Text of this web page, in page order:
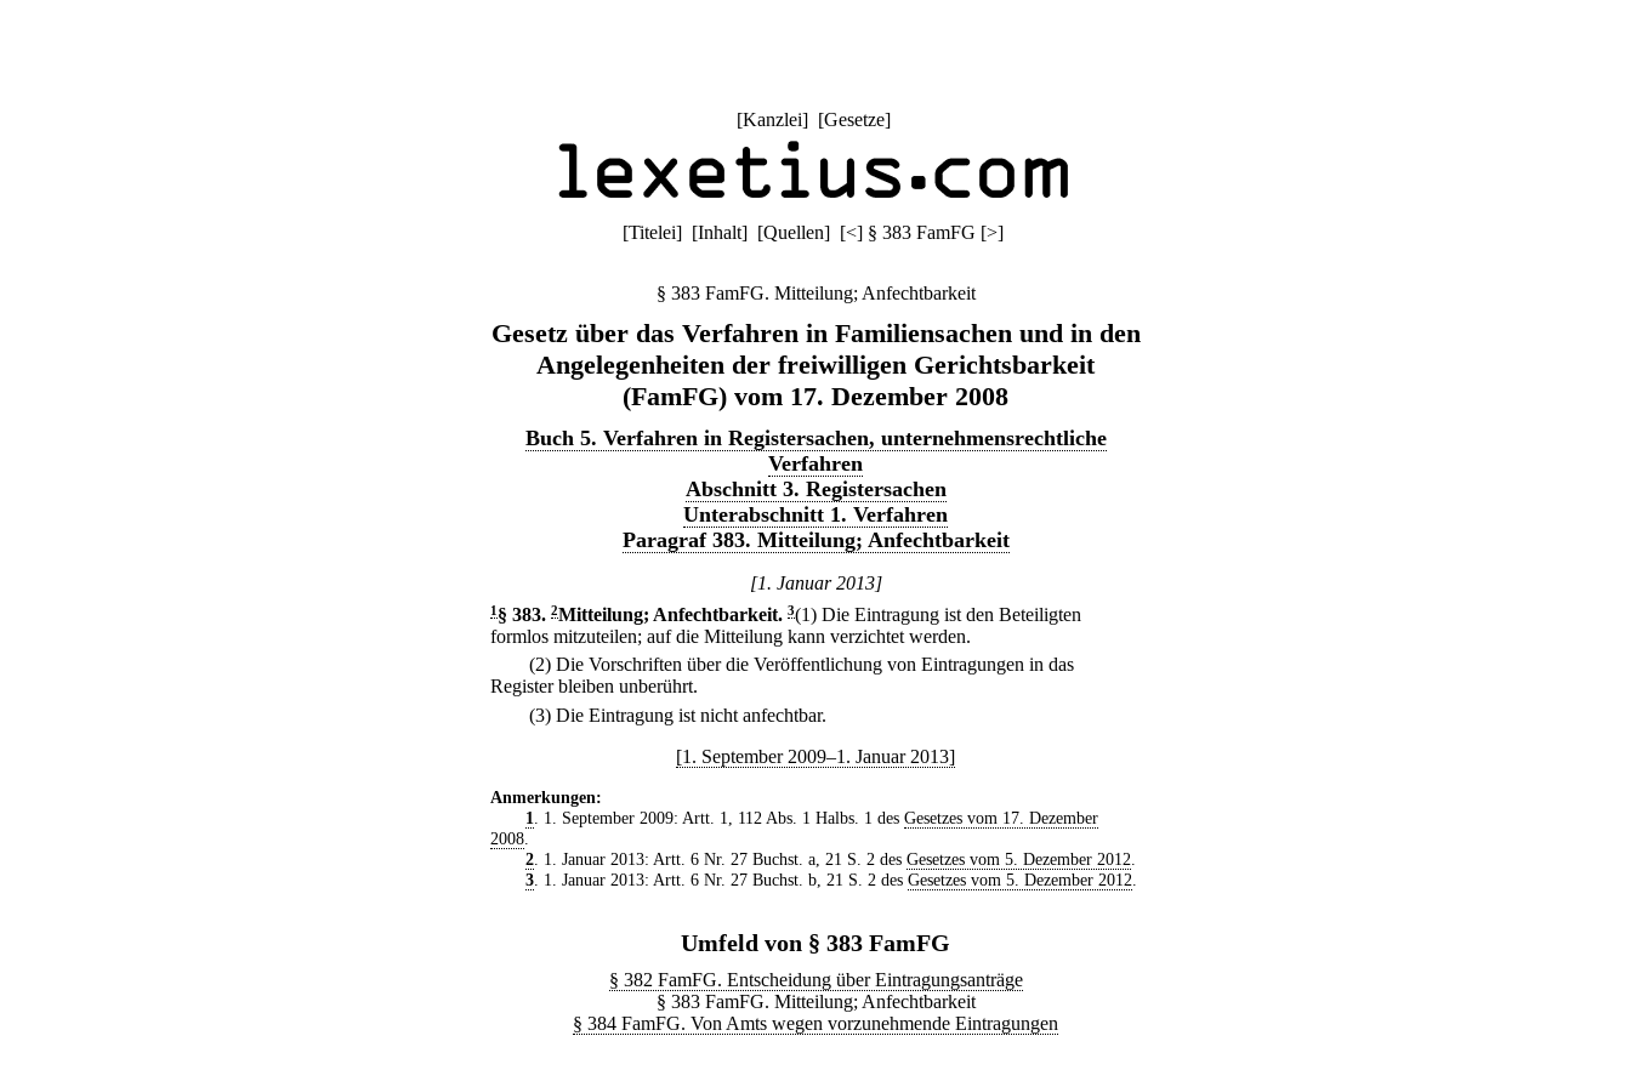
[Kanzlei] [Gesetze]
[Titelei] [Inhalt] [Quellen] [<] § 383 FamFG [>]
§ 383 FamFG. Mitteilung; Anfechtbarkeit
Gesetz über das Verfahren in Familiensachen und in den
Angelegenheiten der freiwilligen Gerichtsbarkeit
(FamFG) vom 17. Dezember 2008
Buch 5. Verfahren in Registersachen, unternehmensrechtliche
Verfahren
Abschnitt 3. Registersachen
Unterabschnitt 1. Verfahren
Paragraf 383. Mitteilung; Anfechtbarkeit
[1. Januar 2013]
1 § 383. 2Mitteilung; Anfechtbarkeit. 3(1) Die Eintragung ist den Beteiligten
formlos mitzuteilen; auf die Mitteilung kann verzichtet werden.
(2) Die Vorschriften über die Veröffentlichung von Eintragungen in das
Register bleiben unberührt.
(3) Die Eintragung ist nicht anfechtbar.
[1. September 2009–1. Januar 2013]
Anmerkungen:
1
. 1. September 2009: Artt. 1, 112 Abs. 1 Halbs. 1 des Gesetzes vom 17. Dezember
2008
2. 1. Januar 2013: Artt. 6 Nr. 27 Buchst. a, 21 S. 2 des Gesetzes vom 5. Dezember 2012
3. 1. Januar 2013: Artt. 6 Nr. 27 Buchst. b, 21 S. 2 des Gesetzes vom 5. Dezember 2012
Umfeld von § 383 FamFG
§ 382 FamFG. Entscheidung über Eintragungsanträge
§ 383 FamFG. Mitteilung; Anfechtbarkeit
§ 384 FamFG. Von Amts wegen vorzunehmende Eintragungen